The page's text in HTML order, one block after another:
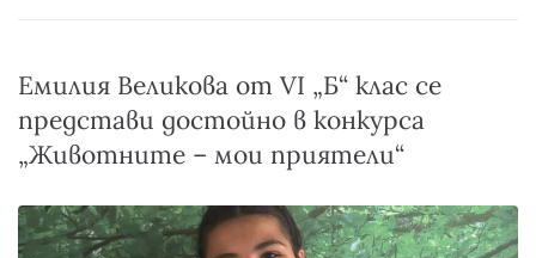
Емилия Великова от VI „Б“ клас се
представи достойно в конкурса
„Животните – мои приятели“